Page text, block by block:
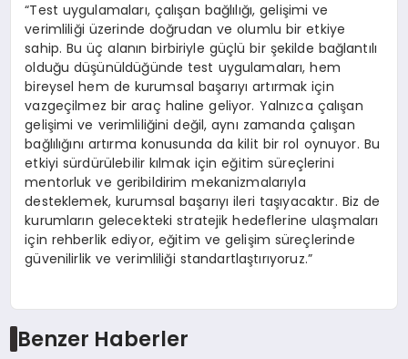
“Test uygulamaları, çalışan bağlılığı, gelişimi ve
verimliliği üzerinde doğrudan ve olumlu bir etkiye
sahip. Bu üç alanın birbiriyle güçlü bir şekilde bağlantılı
olduğu düşünüldüğünde test uygulamaları, hem
bireysel hem de kurumsal başarıyı artırmak için
vazgeçilmez bir araç haline geliyor. Yalnızca çalışan
gelişimi ve verimliliğini değil, aynı zamanda çalışan
bağlılığını artırma konusunda da kilit bir rol oynuyor. Bu
etkiyi sürdürülebilir kılmak için eğitim süreçlerini
mentorluk ve geribildirim mekanizmalarıyla
desteklemek, kurumsal başarıyı ileri taşıyacaktır. Biz de
kurumların gelecekteki stratejik hedeflerine ulaşmaları
için rehberlik ediyor, eğitim ve gelişim süreçlerinde
güvenilirlik ve verimliliği standartlaştırıyoruz.”
Benzer Haberler